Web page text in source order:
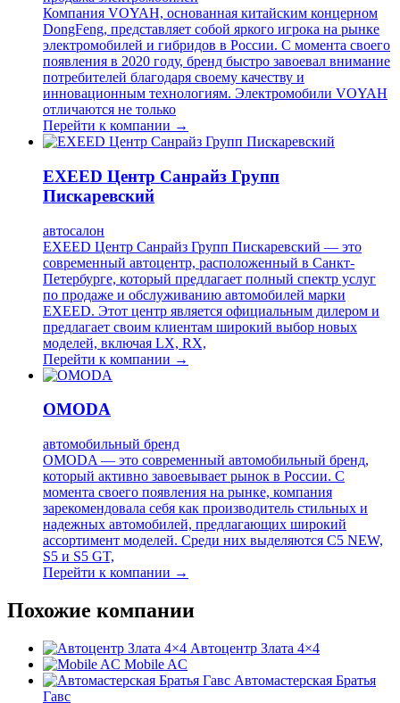
Компания VOYAH, основанная китайским концерном
DongFeng, представляет собой яркого игрока на рынке
электромобилей и гибридов в России. С момента своего
появления в 2020 году, бренд быстро завоевал внимание
потребителей благодаря своему качеству и
инновационным технологиям. Электромобили VOYAH
отличаются не только
Перейти к компании →
EXEED Центр Санрайз Групп
Пискаревский
автосалон
EXEED Центр Санрайз Групп Пискаревский — это
современный автоцентр, расположенный в Санкт-
Петербурге, который предлагает полный спектр услуг
по продаже и обслуживанию автомобилей марки
EXEED. Этот центр является официальным дилером и
предлагает своим клиентам широкий выбор новых
моделей, включая LX, RX,
Перейти к компании →
OMODA
автомобильный бренд
OMODA — это современный автомобильный бренд,
который активно завоевывает рынок в России. С
момента своего появления на рынке, компания
зарекомендовала себя как производитель стильных и
надежных автомобилей, предлагающих широкий
ассортимент моделей. Среди них выделяются C5 NEW,
S5 и S5 GT,
Перейти к компании →
Похожие компании
Автоцентр Злата 4×4
Mobile AC
Автомастерская Братья
Гавс